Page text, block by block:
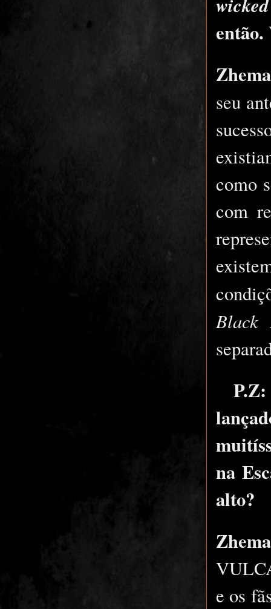
seu
como
com
Black
na
alto?
e os